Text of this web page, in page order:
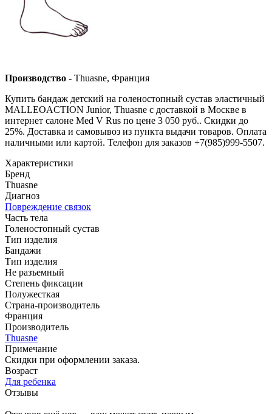
Производство - Thuasne, Франция
Купить бандаж детский на голеностопный сустав эластичный
MALLEOACTION Junior, Thuasne с доставкой в Москве в
интернет салоне Med V Rus по цене 3 050 руб.. Скидки до
25%. Доставка и самовывоз из пункта выдачи товаров. Оплата
наличными или картой. Телефон для заказов +7(985)999-5507.
Характеристики
Бренд
Thuasne
Диагноз
Повреждение связок
Часть тела
Голеностопный сустав
Тип изделия
Бандажи
Тип изделия
Не разъемный
Степень фиксации
Полужесткая
Страна-производитель
Франция
Производитель
Thuasne
Примечание
Скидки при оформлении заказа.
Возраст
Для ребенка
Отзывы